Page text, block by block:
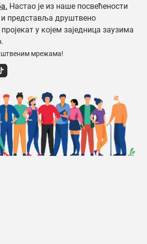
Настао је из наше посвећености
и представља друштвено
у којем заједница заузима
мрежама!